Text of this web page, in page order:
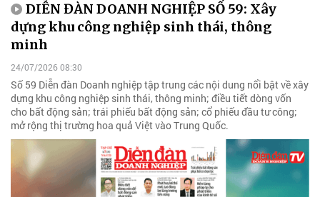
DIỄN ĐÀN DOANH NGHIỆP SỐ 59: Xây
dựng khu công nghiệp sinh thái, thông
minh
24/07/2026 08:30
Số 59 Diễn đàn Doanh nghiệp tập trung các nội dung nổi bật về xây
dựng khu công nghiệp sinh thái, thông minh; điều tiết dòng vốn
cho bất động sản; trái phiếu bất động sản; cổ phiếu đầu tư công;
mở rộng thị trường hoa quả Việt vào Trung Quốc.